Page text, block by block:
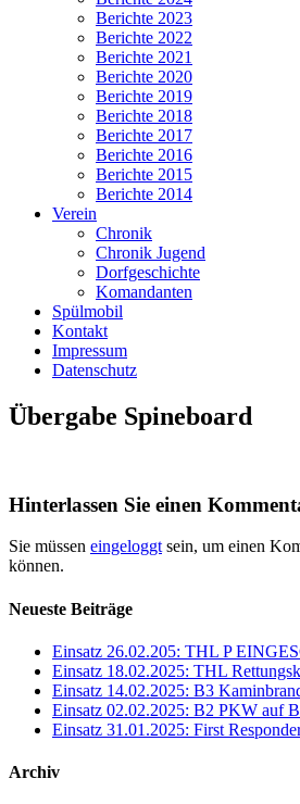
Berichte 2023
Berichte 2022
Berichte 2021
Berichte 2020
Berichte 2019
Berichte 2018
Berichte 2017
Berichte 2016
Berichte 2015
Berichte 2014
Verein
Chronik
Chronik Jugend
Dorfgeschichte
Komandanten
Spülmobil
Kontakt
Impressum
Datenschutz
Übergabe Spineboard
Hinterlassen Sie einen
Sie müssen eingeloggt sein, um einen
können.
Neueste Beiträge
Einsatz 26.02.205: THL P
Einsatz 18.02.2025: THL
Einsatz 14.02.2025: B3
Einsatz 02.02.2025: B2 PKW auf
Einsatz 31.01.2025: First
Archiv